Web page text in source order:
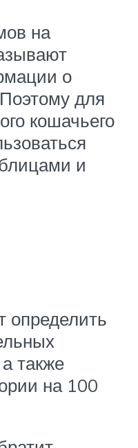
на
о
для
кошачьего
и
определить
также
на 100